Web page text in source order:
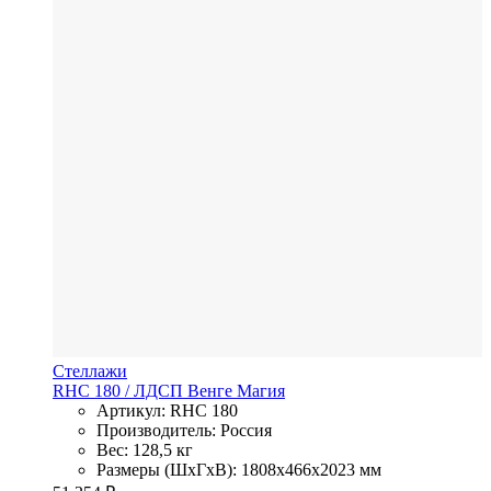
Стеллажи
RHC 180 / ЛДСП Венге Магия
Артикул: RHC 180
Производитель: Россия
Вес: 128,5 кг
Размеры (ШхГхВ): 1808x466x2023 мм